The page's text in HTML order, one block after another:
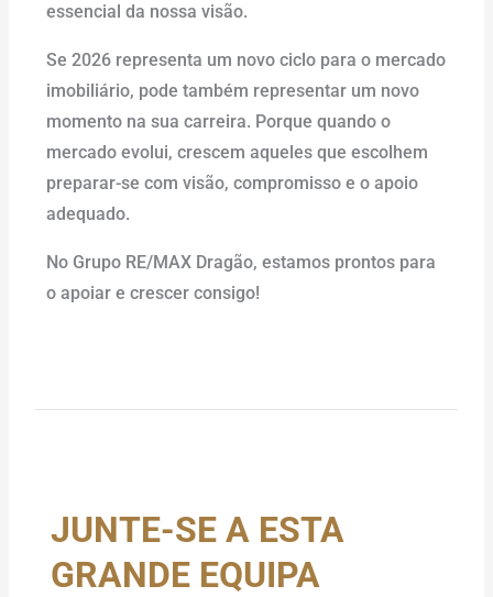
essencial da nossa visão.
Se 2026 representa um novo ciclo para o mercado
imobiliário, pode também representar um novo
momento na sua carreira. Porque quando o
mercado evolui, crescem aqueles que escolhem
preparar-se com visão, compromisso e o apoio
adequado.
No Grupo RE/MAX Dragão, estamos prontos para
o apoiar e crescer consigo!
JUNTE-SE A ESTA
GRANDE EQUIPA